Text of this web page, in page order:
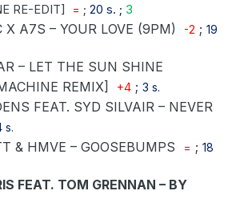
RE-EDIT]
= ; 20 s. ; 3
X A7S – YOUR LOVE (9PM) -2 ; 19
– LET THE SUN SHINE
REMIX]
+4 ; 3 s.
FEAT. SYD SILVAIR – NEVER
s.
& HMVE – GOOSEBUMPS = ; 18
FEAT. TOM GRENNAN – BY